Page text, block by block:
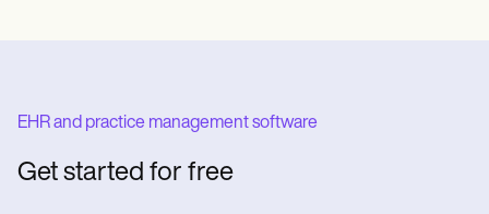
EHR and practice management software
Get started for free